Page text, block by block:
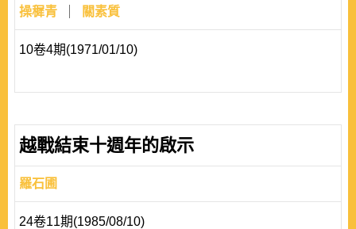
操穉青
關素質
10卷4期(1971/01/10)
越戰結束十週年的啟示
羅石圃
24卷11期(1985/08/10)